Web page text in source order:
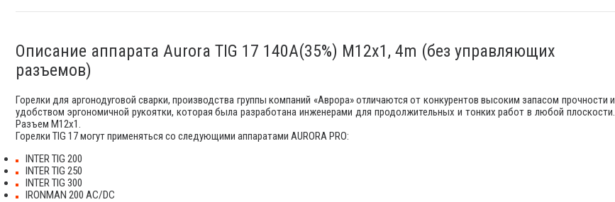
Описание аппарата Aurora TIG 17 140A(35%) M12x1, 4m (без управляющих
разъемов)
Горелки для аргонодуговой сварки, производства группы компаний «Аврора» отличаются от конкурентов высоким запасом прочности и
удобством эргономичной рукоятки, которая была разработана инженерами для продолжительных и тонких работ в любой плоскости.
Разъем М12х1.
​Горелки TIG 17 могут применяться со следующими аппаратами AURORA PRO:
INTER TIG 200
INTER TIG 250
INTER TIG 300
IRONMAN 200 AC/DC